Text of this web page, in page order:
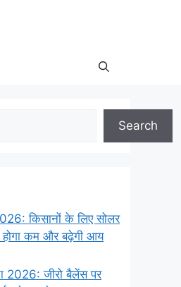
Search
किसानों के लिए सोलर
होगा कम और बढ़ेगी आय
2026: जीरो बैलेंस पर